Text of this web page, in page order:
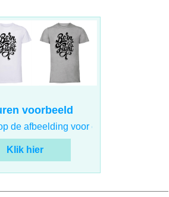
voorbeeld
de afbeelding voor een voorbeeld
Klik hier